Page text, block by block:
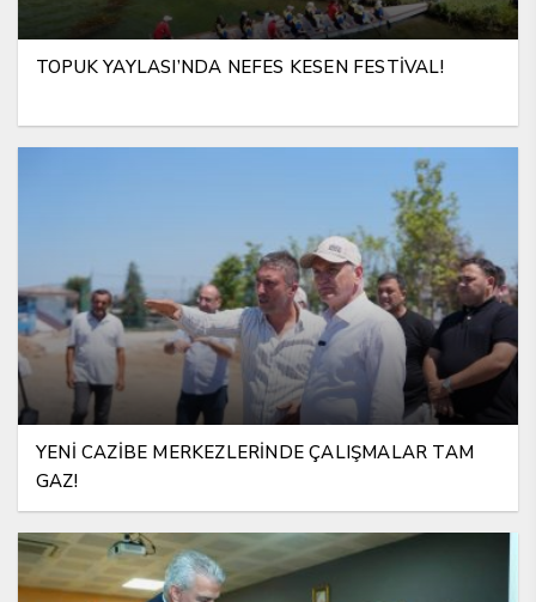
TOPUK YAYLASI’NDA NEFES KESEN FESTİVAL!
YENİ CAZİBE MERKEZLERİNDE ÇALIŞMALAR TAM
GAZ!